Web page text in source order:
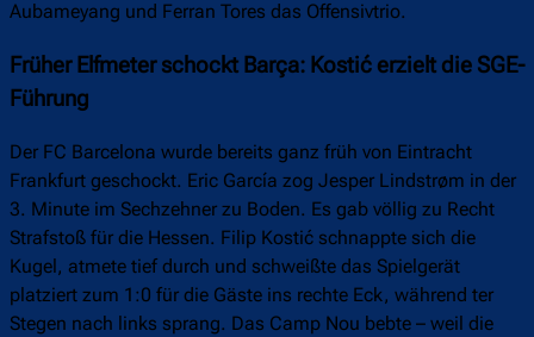
Aubameyang und Ferran Tores das Offensivtrio.
Früher Elfmeter schockt Barça: Kostić erzielt die SGE-
Führung
Der FC Barcelona wurde bereits ganz früh von Eintracht
Frankfurt geschockt. Eric García zog Jesper Lindstrøm in der
3. Minute im Sechzehner zu Boden. Es gab völlig zu Recht
Strafstoß für die Hessen. Filip Kostić schnappte sich die
Kugel, atmete tief durch und schweißte das Spielgerät
platziert zum 1:0 für die Gäste ins rechte Eck, während ter
Stegen nach links sprang. Das Camp Nou bebte – weil die